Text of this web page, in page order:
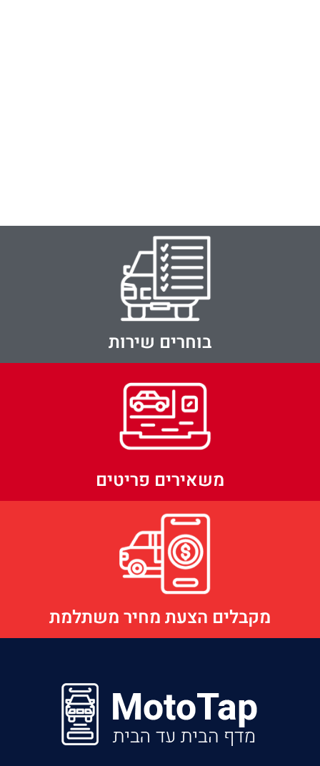
בוחרים שירות
משאירים פריטים
מקבלים הצעת מחיר משתלמת